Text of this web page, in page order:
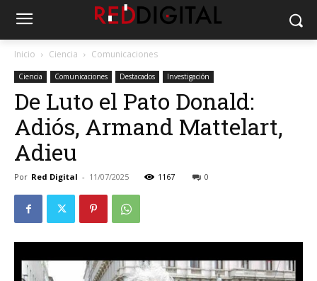
Inicio Ciencia Comunicaciones
Ciencia Comunicaciones Destacados Investigación
De Luto el Pato Donald:
Adiós, Armand Mattelart,
Adieu
Por Red Digital - 11/07/2025 1167 0